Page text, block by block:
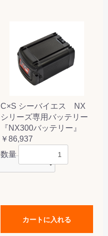
C×S シーバイエス NX
シリーズ専用バッテリー
『NX300バッテリー』
￥86,937
数量
カートに入れる